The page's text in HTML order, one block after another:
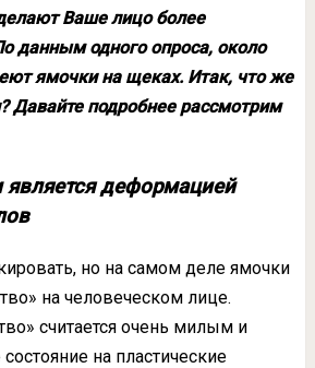
Ваше лицо более
данным одного опроса, около
ямочки на щеках. Итак, что же
Давайте подробнее рассмотрим
является деформацией
но на самом деле ямочки
на человеческом лице.
считается очень милым и
на пластические